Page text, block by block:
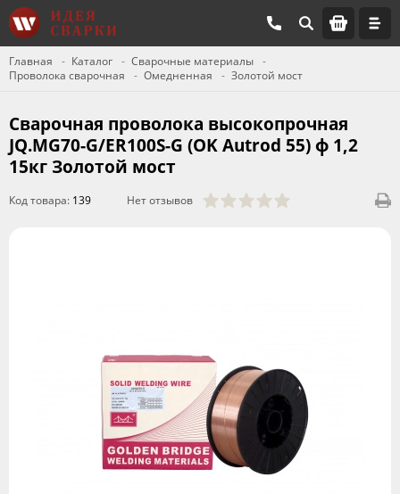
Главная Каталог
Сварочные материалы
Проволока сварочная
Омедненная Золотой мост
Сварочная проволока высокопрочная
JQ.MG70-G/ER100S-G (OK Autrod 55) ф 1,2
15кг Золотой мост
Код товара: 139 Нет отзывов